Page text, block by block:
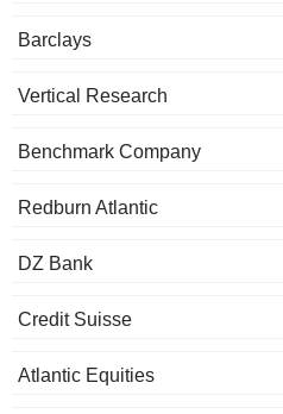
Barclays
Vertical Research
Benchmark Company
Redburn Atlantic
DZ Bank
Credit Suisse
Atlantic Equities